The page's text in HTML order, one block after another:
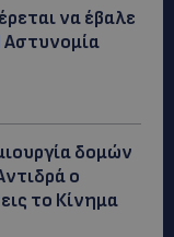
να έβαλε
Αστυνομία
δομών
ο
το Κίνημα